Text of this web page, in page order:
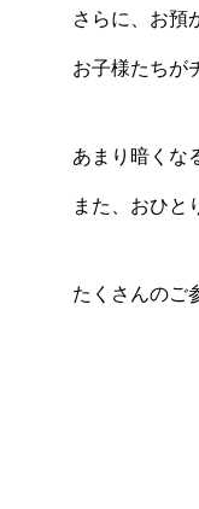
さらに、お預
お子様たちが
あまり暗くな
また、おひと
たくさんのご